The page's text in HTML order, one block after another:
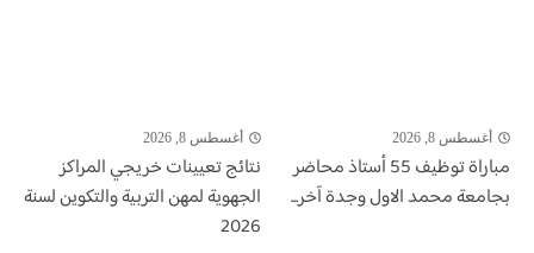
أغسطس 8, 2026
مباراة توظيف 55 أستاذ محاضر
بجامعة محمد الاول وجدة آخر...
أغسطس 8, 2026
نتائج تعيينات خريجي المراكز
الجهوية لمهن التربية والتكوين لسنة
2026